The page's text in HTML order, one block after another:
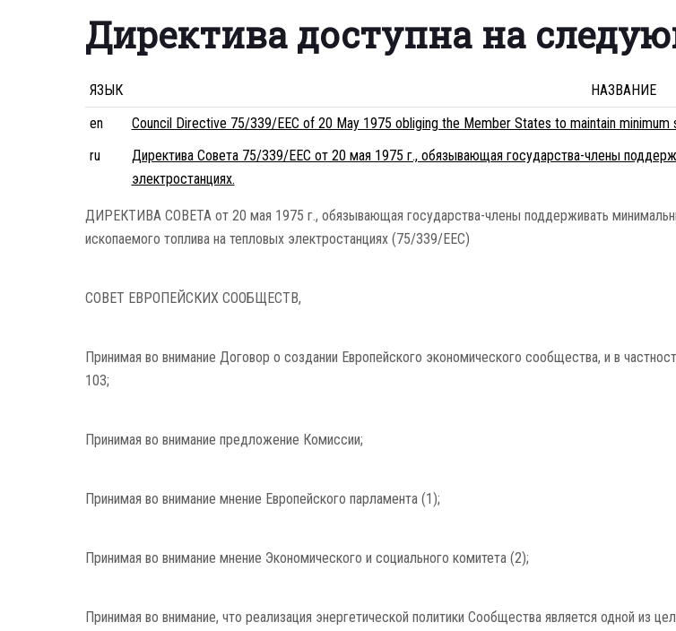
Директива доступна на
ЯЗЫК
НАЗВАНИЕ
en
Council Directive 75/339/EEC of 20 May 1975 obliging the Member States to maintain
ru
Директива Совета 75/339/EEC от 20 мая 1975 г., обязывающая государства-члены
электростанциях.
ДИРЕКТИВА СОВЕТА от 20 мая 1975 г., обязывающая государства-члены поддерживать
ископаемого топлива на тепловых электростанциях (75/339/EEC)
СОВЕТ ЕВРОПЕЙСКИХ СООБЩЕСТВ,
Принимая во внимание Договор о создании Европейского экономического сообщества, и в
103;
Принимая во внимание предложение Комиссии;
Принимая во внимание мнение Европейского парламента (1);
Принимая во внимание мнение Экономического и социального комитета (2);
Принимая во внимание, что реализация энергетической политики Сообщества является одной из